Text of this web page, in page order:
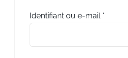
Identifiant ou e-mail *